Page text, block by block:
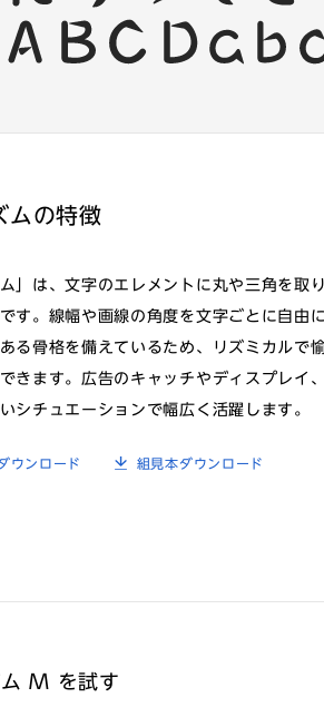
ムの特徴
ム」は、文字のエレメントに丸や三角を取
す。線幅や画線の角度を文字ごとに自由
る骨格を備えているため、リズミカルで
きます。広告のキャッチやディスプレイ
シチュエーションで幅広く活躍します。
ウンロード 組見本ダウンロード
M を試す